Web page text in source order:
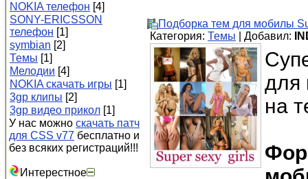
NOKIA телефон [4]
SONY-ERICSSON
телефон [1]
symbian [2]
Темы [1]
Мелодии [4]
NOKIA скачать игры [1]
3gp клипы [2]
3gp видео прикол [1]
У нас можно скачать патч
для CSS v77 бесплатно и
без всяких регистраций!!!
Интерестное
Подборка тем для мобилы
Категория: Темы | Добавил:
для
на